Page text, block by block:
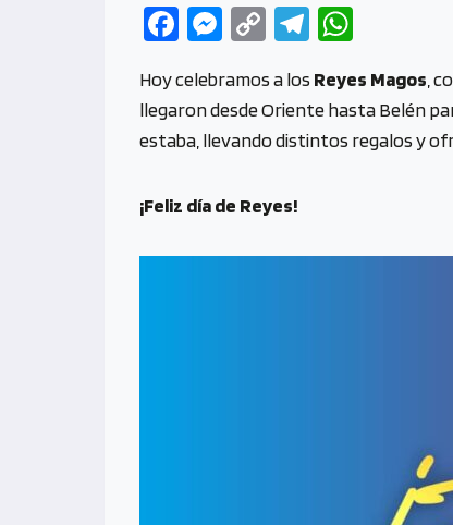
Fa
b
o
k
M
se
n
er
C
py
Li
k
Te
gr
a
at
s
A
Hoy celebramos a los Reyes Magos ,
llegaron desde Oriente hasta Belén
estaba, llevando distintos regalos y
¡Feliz día de Reyes!